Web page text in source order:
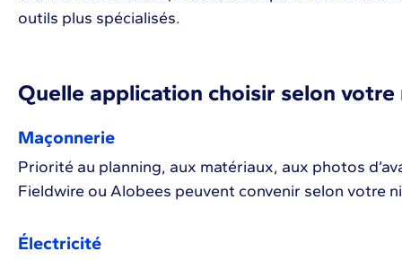
outils plus spécialisés.
Quelle application choisir selon votre
Maçonnerie
Priorité au planning, aux matériaux, aux photos
Fieldwire ou Alobees peuvent convenir selon votre
Électricité